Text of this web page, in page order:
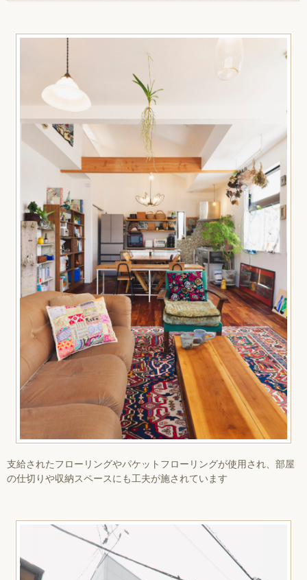
支給されたフローリングやパケットフローリングが使用され、部屋
の仕切りや収納スペースにも工夫が施されています